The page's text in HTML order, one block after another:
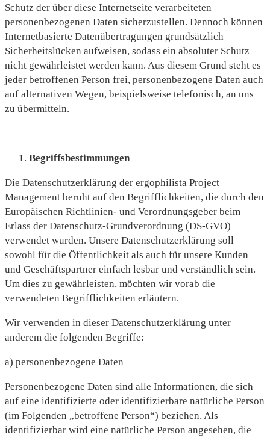
Schutz der über diese Internetseite verarbeiteten
personenbezogenen Daten sicherzustellen. Dennoch können
Internetbasierte Datenübertragungen grundsätzlich
Sicherheitslücken aufweisen, sodass ein absoluter Schutz
nicht gewährleistet werden kann. Aus diesem Grund steht es
jeder betroffenen Person frei, personenbezogene Daten auch
auf alternativen Wegen, beispielsweise telefonisch, an uns
zu übermitteln.
Begriffsbestimmungen
Die Datenschutzerklärung der ergophilista Project
Management beruht auf den Begrifflichkeiten, die durch den
Europäischen Richtlinien- und Verordnungsgeber beim
Erlass der Datenschutz-Grundverordnung (DS-GVO)
verwendet wurden. Unsere Datenschutzerklärung soll
sowohl für die Öffentlichkeit als auch für unsere Kunden
und Geschäftspartner einfach lesbar und verständlich sein.
Um dies zu gewährleisten, möchten wir vorab die
verwendeten Begrifflichkeiten erläutern.
Wir verwenden in dieser Datenschutzerklärung unter
anderem die folgenden Begriffe:
a) personenbezogene Daten
Personenbezogene Daten sind alle Informationen, die sich
auf eine identifizierte oder identifizierbare natürliche Person
(im Folgenden „betroffene Person“) beziehen. Als
identifizierbar wird eine natürliche Person angesehen, die